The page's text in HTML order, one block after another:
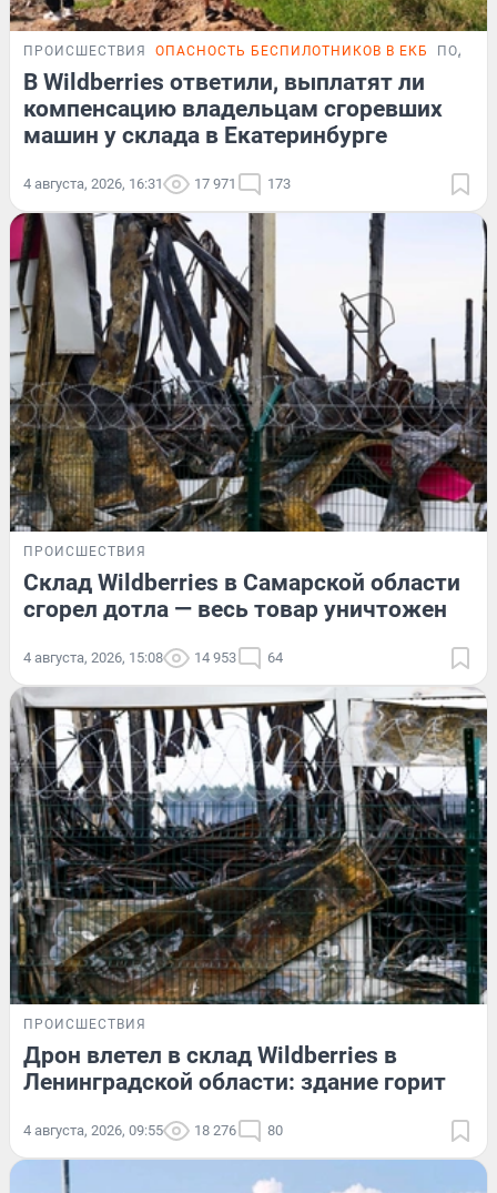
ПРОИСШЕСТВИЯ ОПАСНОСТЬ БЕСПИЛОТНИКОВ В ЕКБ
В Wildberries ответили, выплатят ли
компенсацию владельцам сгоревших
машин у склада в Екатеринбурге
4 августа, 2026, 16:31 17 971 173
ПРОИСШЕСТВИЯ
Склад Wildberries в Самарской области
сгорел дотла — весь товар уничтожен
4 августа, 2026, 15:08 14 953 64
ПРОИСШЕСТВИЯ
Дрон влетел в склад Wildberries в
Ленинградской области: здание горит
4 августа, 2026, 09:55 18 276 80